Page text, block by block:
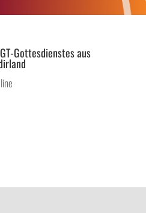
Gottesdienstes aus